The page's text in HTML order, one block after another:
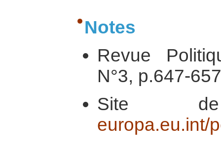
Notes
Revue
N°3, p.647-657
Site
europa.eu.int/